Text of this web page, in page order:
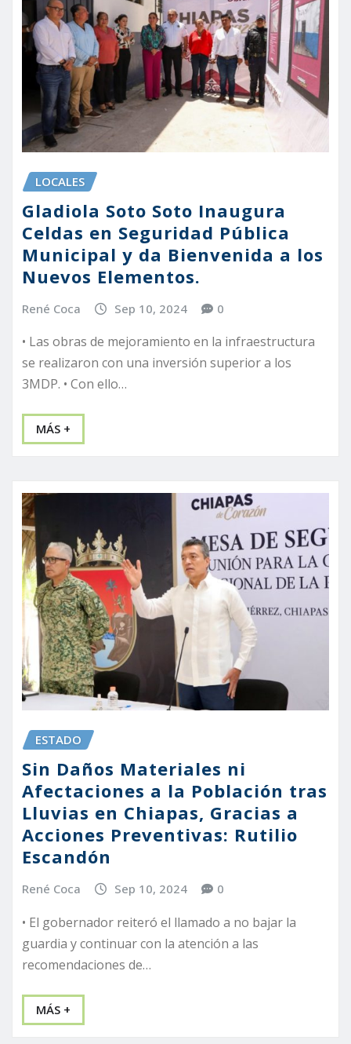
LOCALES
Gladiola Soto Soto Inaugura
Celdas en Seguridad Pública
Municipal y da Bienvenida a los
Nuevos Elementos.
René Coca Sep 10, 2024 0
• Las obras de mejoramiento en la infraestructura
se realizaron con una inversión superior a los
3MDP. • Con ello…
MÁS +
ESTADO
Sin Daños Materiales ni
Afectaciones a la Población tras
Lluvias en Chiapas, Gracias a
Acciones Preventivas: Rutilio
Escandón
René Coca Sep 10, 2024 0
• El gobernador reiteró el llamado a no bajar la
guardia y continuar con la atención a las
recomendaciones de…
MÁS +